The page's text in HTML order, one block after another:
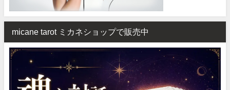
micane tarot ミカネショップで販売中